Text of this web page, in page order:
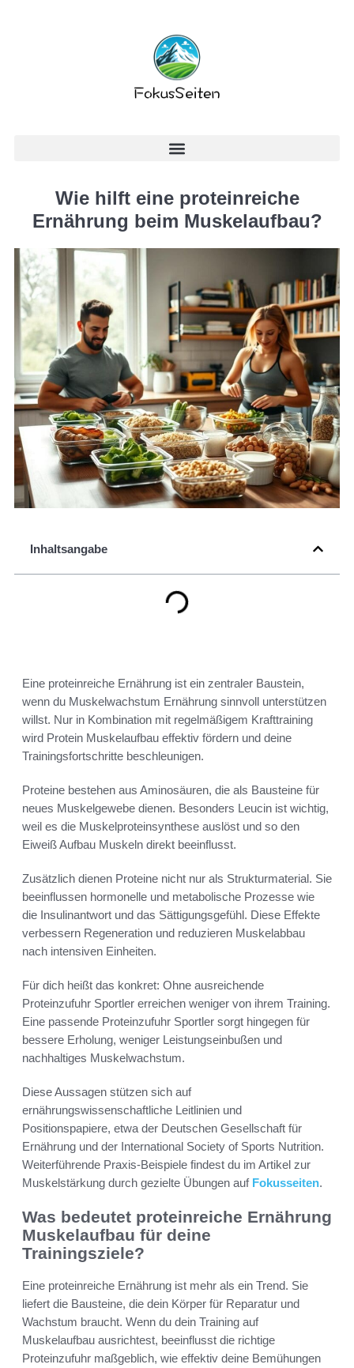
Wie hilft eine proteinreiche
Ernährung beim Muskelaufbau?
Inhaltsangabe
Eine proteinreiche Ernährung ist ein zentraler Baustein,
wenn du Muskelwachstum Ernährung sinnvoll unterstützen
willst. Nur in Kombination mit regelmäßigem Krafttraining
wird Protein Muskelaufbau effektiv fördern und deine
Trainingsfortschritte beschleunigen.
Proteine bestehen aus Aminosäuren, die als Bausteine für
neues Muskelgewebe dienen. Besonders Leucin ist wichtig,
weil es die Muskelproteinsynthese auslöst und so den
Eiweiß Aufbau Muskeln direkt beeinflusst.
Zusätzlich dienen Proteine nicht nur als Strukturmaterial. Sie
beeinflussen hormonelle und metabolische Prozesse wie
die Insulinantwort und das Sättigungsgefühl. Diese Effekte
verbessern Regeneration und reduzieren Muskelabbau
nach intensiven Einheiten.
Für dich heißt das konkret: Ohne ausreichende
Proteinzufuhr Sportler erreichen weniger von ihrem Training.
Eine passende Proteinzufuhr Sportler sorgt hingegen für
bessere Erholung, weniger Leistungseinbußen und
nachhaltiges Muskelwachstum.
Diese Aussagen stützen sich auf
ernährungswissenschaftliche Leitlinien und
Positionspapiere, etwa der Deutschen Gesellschaft für
Ernährung und der International Society of Sports Nutrition.
Weiterführende Praxis-Beispiele findest du im Artikel zur
Muskelstärkung durch gezielte Übungen auf Fokusseiten.
Was bedeutet proteinreiche Ernährung
Muskelaufbau für deine
Trainingsziele?
Eine proteinreiche Ernährung ist mehr als ein Trend. Sie
liefert die Bausteine, die dein Körper für Reparatur und
Wachstum braucht. Wenn du dein Training auf
Muskelaufbau ausrichtest, beeinflusst die richtige
Proteinzufuhr maßgeblich, wie effektiv deine Bemühungen